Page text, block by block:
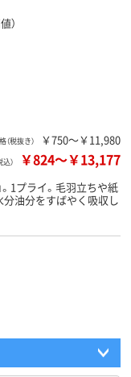
）
（税抜き） ￥750～￥11,980
） ￥824～￥13,177
。1プライ。毛羽立ちや紙
分油分をすばやく吸収し